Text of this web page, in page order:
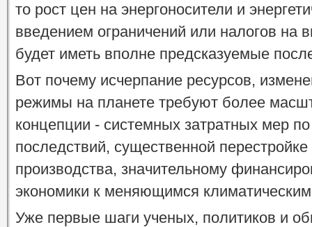
то рост цен на энергоносители и
введением ограничений или налогов на
будет иметь вполне предсказуемые
Вот почему исчерпание ресурсов,
режимы на планете требуют более
концепции - системных затратных мер
последствий, существенной
производства, значительному
экономики к меняющимся
Уже первые шаги ученых, политиков и